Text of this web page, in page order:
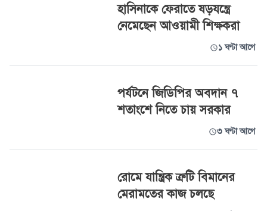
হাসিনাকে ফেরাতে ষড়যন্ত্রে
নেমেছেন আওয়ামী শিক্ষকরা
১ ঘণ্টা আগে
পর্যটনে জিডিপির অবদান ৭
শতাংশে নিতে চায় সরকার
৩ ঘণ্টা আগে
রোমে যান্ত্রিক ত্রুটি বিমানের
মেরামতের কাজ চলছে